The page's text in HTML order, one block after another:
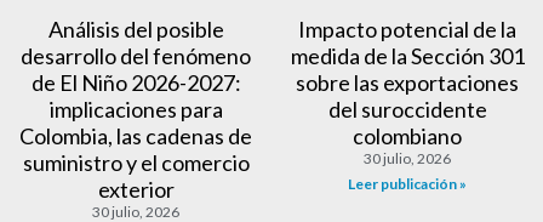
Análisis del posible
desarrollo del fenómeno
de El Niño 2026-2027:
implicaciones para
Colombia, las cadenas de
suministro y el comercio
exterior
30 julio, 2026
Impacto potencial de la
medida de la Sección 301
sobre las exportaciones
del suroccidente
colombiano
30 julio, 2026
Leer publicación »